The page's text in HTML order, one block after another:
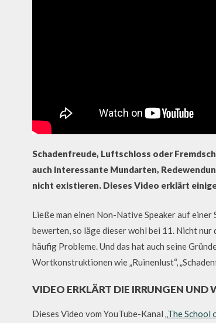
Schadenfreude, Luftschloss oder
auch interessante Mundarten,
nicht existieren. Dieses Video erklärt
Ließe man einen Non-Native Speaker auf
bewerten, so läge dieser wohl bei 11. Nicht
häufig Probleme. Und das hat auch seine
Wortkonstruktionen wie „Ruinenlust“,
VIDEO ERKLÄRT DIE IRRUNGEN UND
Dieses Video vom YouTube-Kanal „The School